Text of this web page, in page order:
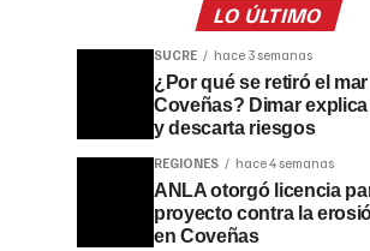
LO ÚLTIMO
SUCRE hace 3 semanas
¿Por qué se retiró el mar
Coveñas? Dimar
y descarta riesgos
REGIONES hace 4 semanas
ANLA otorgó licencia
proyecto contra la
en Coveñas